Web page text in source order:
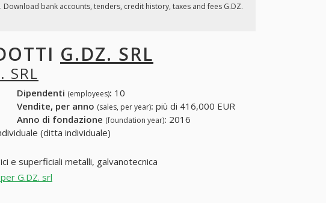
Download bank accounts, tenders, credit history, taxes and fees G.DZ.
G.DZ. SRL
SRL
Dipendenti (employees): 10
Vendite, per anno (sales, per year): più di 416,000 EUR
Anno di fondazione (foundation year): 2016
(ditta individuale)
e superficiali metalli, galvanotecnica
G.DZ. srl